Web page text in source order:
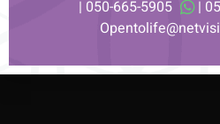
סדנאות וקורסים
050-665-5905 |